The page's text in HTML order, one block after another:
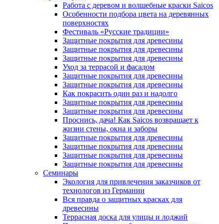
Работа с деревом и волшебные краски Saicos
Особенности подбора цвета на деревянных
поверхностях
Фестиваль «Русские традиции»
Защитные покрытия для древесины
Защитные покрытия для древесины
Защитные покрытия для древесины
Уход за террасой и фасадом
Защитные покрытия для древесины
Защитные покрытия для древесины
Как покрасить один раз и надолго
Защитные покрытия для древесины
Защитные покрытия для древесины
Проснись, дача! Как Saicos возвращает к
жизни стены, окна и заборы
Защитные покрытия для древесины
Защитные покрытия для древесины
Защитные покрытия для древесины
Защитные покрытия для древесины
Семинары
Экология для привлечения заказчиков от
технологов из Германии
Вся правда о защитных красках для
древесины
Террасная доска для улицы и лоджий